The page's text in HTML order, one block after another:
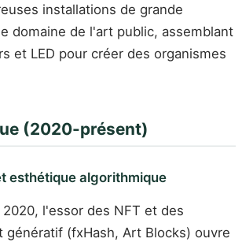
installations de grande
domaine de l'art public, assemblant
et LED pour créer des organismes
(2020-présent)
esthétique algorithmique
l'essor des NFT et des
génératif (fxHash, Art Blocks) ouvre